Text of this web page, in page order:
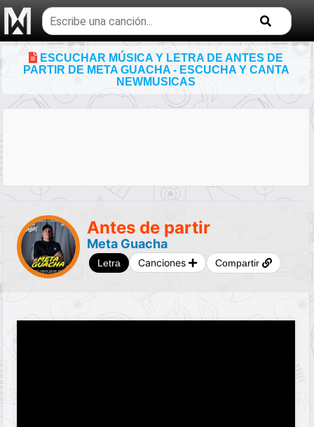
Buscar
temas
musicales
ESCUCHAR MÚSICA Y LETRA DE ANTES DE
PARTIR DE META GUACHA - ESCUCHA Y CANTA
NEWMUSICAS
Antes de partir
Meta Guacha
Letra Canciones Compartir